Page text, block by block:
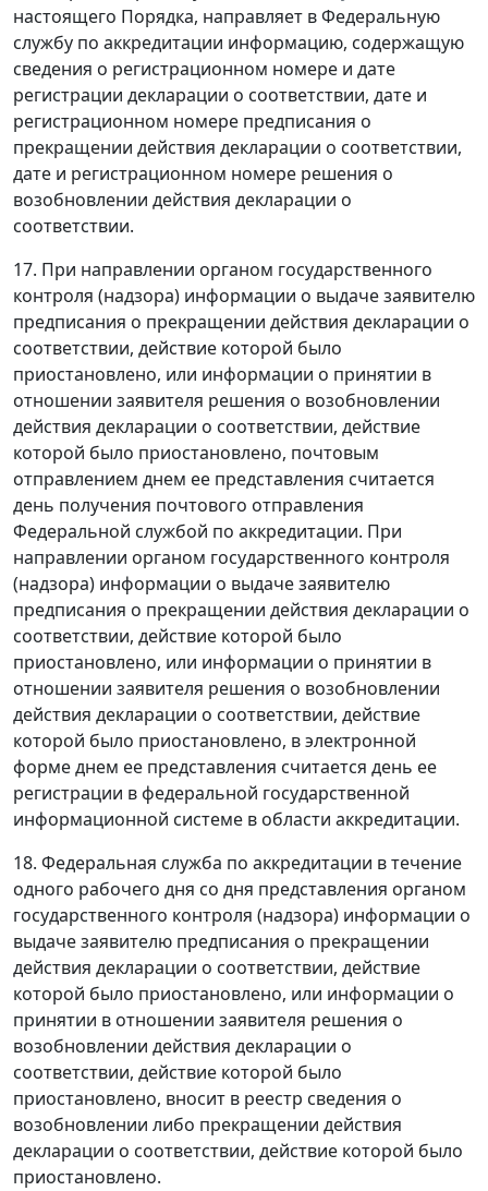
настоящего Порядка, направляет в Федеральную
службу по аккредитации информацию, содержащую
сведения о регистрационном номере и дате
регистрации декларации о соответствии, дате и
регистрационном номере предписания о
прекращении действия декларации о соответствии,
дате и регистрационном номере решения о
возобновлении действия декларации о
соответствии.
17. При направлении органом государственного
контроля (надзора) информации о выдаче заявителю
предписания о прекращении действия декларации о
соответствии, действие которой было
приостановлено, или информации о принятии в
отношении заявителя решения о возобновлении
действия декларации о соответствии, действие
которой было приостановлено, почтовым
отправлением днем ее представления считается
день получения почтового отправления
Федеральной службой по аккредитации. При
направлении органом государственного контроля
(надзора) информации о выдаче заявителю
предписания о прекращении действия декларации о
соответствии, действие которой было
приостановлено, или информации о принятии в
отношении заявителя решения о возобновлении
действия декларации о соответствии, действие
которой было приостановлено, в электронной
форме днем ее представления считается день ее
регистрации в федеральной государственной
информационной системе в области аккредитации.
18. Федеральная служба по аккредитации в течение
одного рабочего дня со дня представления органом
государственного контроля (надзора) информации о
выдаче заявителю предписания о прекращении
действия декларации о соответствии, действие
которой было приостановлено, или информации о
принятии в отношении заявителя решения о
возобновлении действия декларации о
соответствии, действие которой было
приостановлено, вносит в реестр сведения о
возобновлении либо прекращении действия
декларации о соответствии, действие которой было
приостановлено.